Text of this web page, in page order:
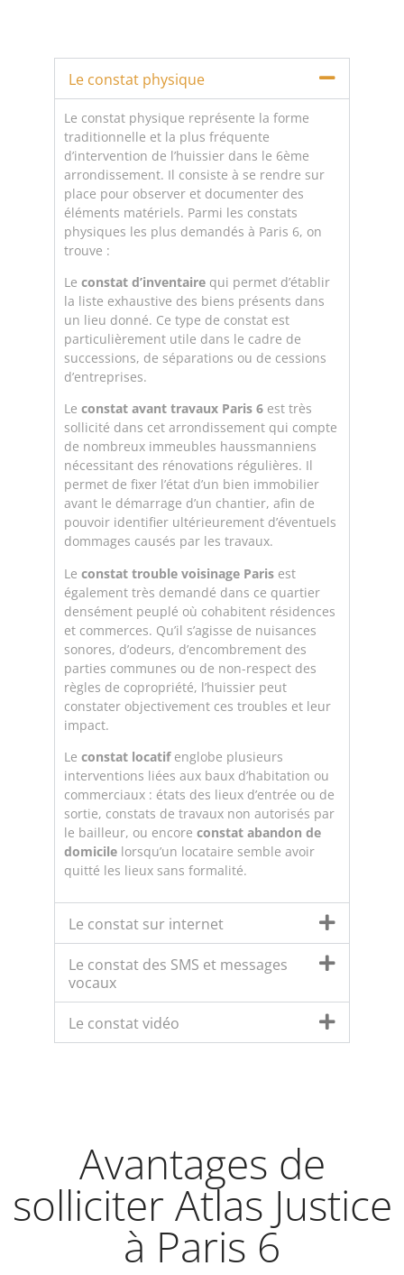
Le constat physique
Le constat physique représente la forme
traditionnelle et la plus fréquente
d’intervention de l’huissier dans le 6ème
arrondissement. Il consiste à se rendre sur
place pour observer et documenter des
éléments matériels. Parmi les constats
physiques les plus demandés à Paris 6, on
trouve :
Le constat d’inventaire qui permet d’établir
la liste exhaustive des biens présents dans
un lieu donné. Ce type de constat est
particulièrement utile dans le cadre de
successions, de séparations ou de cessions
d’entreprises.
Le constat avant travaux Paris 6 est très
sollicité dans cet arrondissement qui compte
de nombreux immeubles haussmanniens
nécessitant des rénovations régulières. Il
permet de fixer l’état d’un bien immobilier
avant le démarrage d’un chantier, afin de
pouvoir identifier ultérieurement d’éventuels
dommages causés par les travaux.
Le constat trouble voisinage Paris est
également très demandé dans ce quartier
densément peuplé où cohabitent résidences
et commerces. Qu’il s’agisse de nuisances
sonores, d’odeurs, d’encombrement des
parties communes ou de non-respect des
règles de copropriété, l’huissier peut
constater objectivement ces troubles et leur
impact.
Le constat locatifenglobe plusieurs
interventions liées aux baux d’habitation ou
commerciaux : états des lieux d’entrée ou de
sortie, constats de travaux non autorisés par
le bailleur, ou encore constat abandon de
domicile lorsqu’un locataire semble avoir
quitté les lieux sans formalité.
Le constat sur internet
Le constat des SMS et messages
vocaux
Le constat vidéo
Avantages de
solliciter Atlas Justice
à Paris 6